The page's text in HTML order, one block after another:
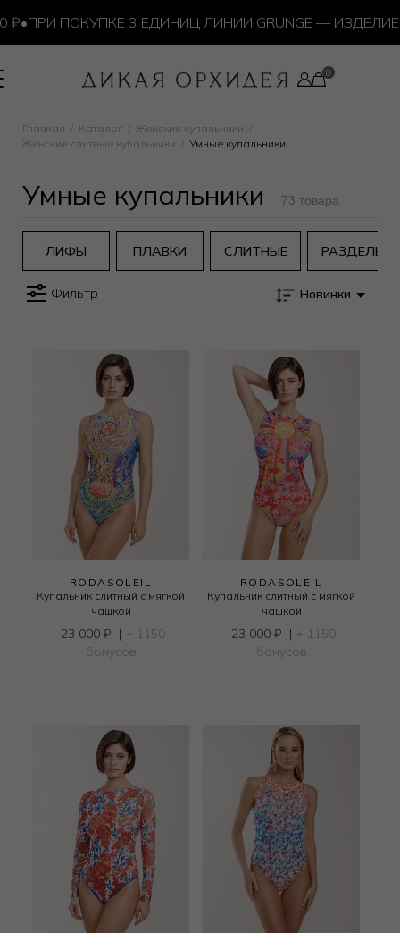
• ПРИ ПОКУПКЕ 3 ЕДИНИЦ ЛИНИИ GRUNGE —
Главная Каталог
Женские купальники
Женские слитные купальники
Умные купальники
Умные купальники 73 товара
ЛИФЫ ПЛАВКИ СЛИТНЫЕ
Фильтр Новинки
RODASOLEIL
Купальник слитный с мягкой
чашкой
23 000 ₽ | + 1150
бонусов
RODASOLEIL
Купальник слитный с мягкой
чашкой
23 000 ₽ | + 1150
бонусов